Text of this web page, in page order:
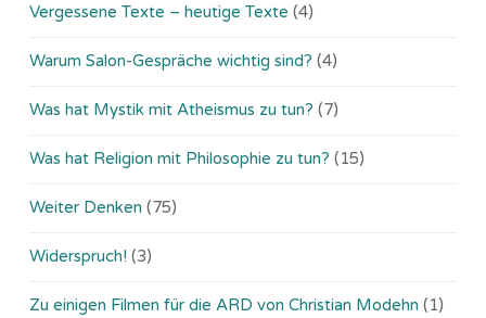
Vergessene Texte – heutige Texte (4)
Warum Salon-Gespräche wichtig sind? (4)
Was hat Mystik mit Atheismus zu tun? (7)
Was hat Religion mit Philosophie zu tun? (15)
Weiter Denken (75)
Widerspruch! (3)
Zu einigen Filmen für die ARD von Christian Modehn (1)